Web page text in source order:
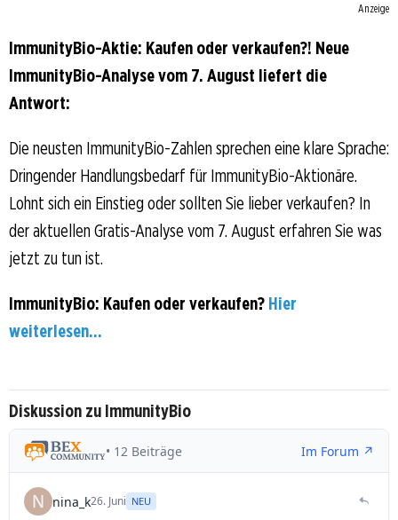
Anzeige
ImmunityBio-Aktie: Kaufen oder verkaufen?! Neue
ImmunityBio-Analyse vom 7. August liefert die
Antwort:
Die neusten ImmunityBio-Zahlen sprechen eine klare Sprache:
Dringender Handlungsbedarf für ImmunityBio-Aktionäre.
Lohnt sich ein Einstieg oder sollten Sie lieber verkaufen? In
der aktuellen Gratis-Analyse vom 7. August erfahren Sie was
jetzt zu tun ist.
ImmunityBio: Kaufen oder verkaufen? Hier
weiterlesen...
Diskussion zu ImmunityBio